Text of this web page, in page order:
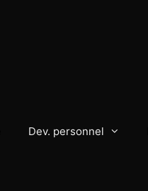
Dev. personnel